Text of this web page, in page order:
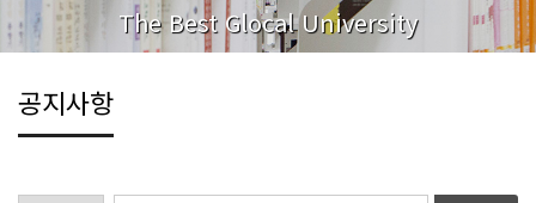
The Best Glocal University
공지사항